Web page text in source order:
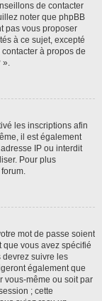
de contacter
noter que phpBB
pas vous proposer
à ce sujet, excepté
à propos de
».
les inscriptions afin
il est également
IP ou interdit
Pour plus
mot de passe soient
que vous avez spécifié
devrez suivre les
également que
vous-même ou soit par
; cette